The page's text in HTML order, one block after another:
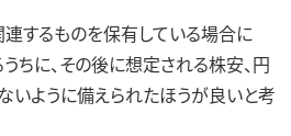
するものを保有している場合に
ちに、その後に想定される株安、円
いように備えられたほうが良いと考